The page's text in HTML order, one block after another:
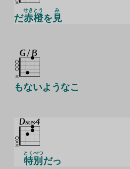
だ赤
せき
橙
とう
を 見
み
もないようなこ
特別
とくべつ
だっ